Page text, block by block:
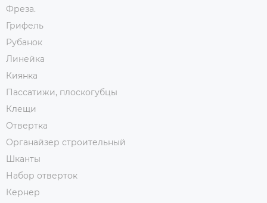
Фреза.
Грифель
Рубанок
Линейка
Киянка
Пассатижи, плоскогубцы
Клещи
Отвертка
Органайзер строительный
Шканты
Набор отверток
Кернер